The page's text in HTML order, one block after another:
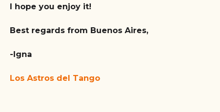
I hope you enjoy it!
Best regards from Buenos Aires,
-Igna
Los Astros del Tango